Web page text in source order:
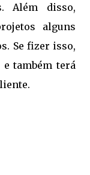
Além disso,
alguns
Se fizer isso,
também terá